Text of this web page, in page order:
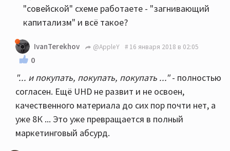
"совейской" схеме работаете - "загнивающий
капитализм" и всё такое?
IvanTerekhov @AppleY 16 января 2018 в 02:05
0
"... и покупать, покупать, покупать ..."- полностью
согласен. Ещё UHD не развит и не освоен,
качественного материала до сих пор почти нет, а
уже 8К ... Это уже превращается в полный
маркетинговый абсурд.